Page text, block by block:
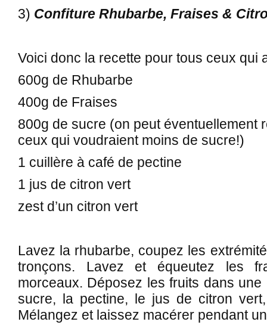
3) Confiture Rhubarbe, Fraises &
Voici donc la recette pour tous ceux qui
600g de Rhubarbe
400g de Fraises
800g de sucre (on peut éventuellement
ceux qui voudraient moins de sucre!)
1 cuillère à café de pectine
1 jus de citron vert
zest d’un citron vert
Lavez la rhubarbe, coupez les
tronçons. Lavez et équeutez les
morceaux. Déposez les fruits dans
sucre, la pectine, le jus de citron
Mélangez et laissez macérer pendant